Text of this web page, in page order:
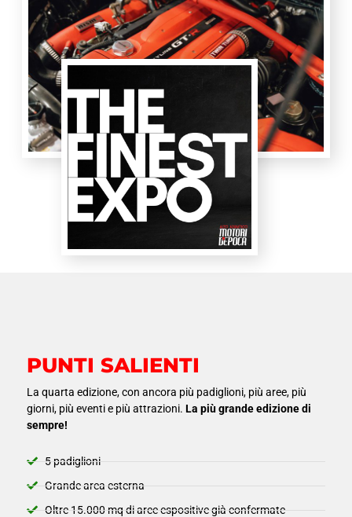
PUNTI SALIENTI
La quarta edizione, con ancora più padiglioni, più aree, più
giorni, più eventi e più attrazioni. La più grande edizione di
sempre!
5 padiglioni
Grande area esterna
Oltre 15.000 mq di aree espositive già confermate